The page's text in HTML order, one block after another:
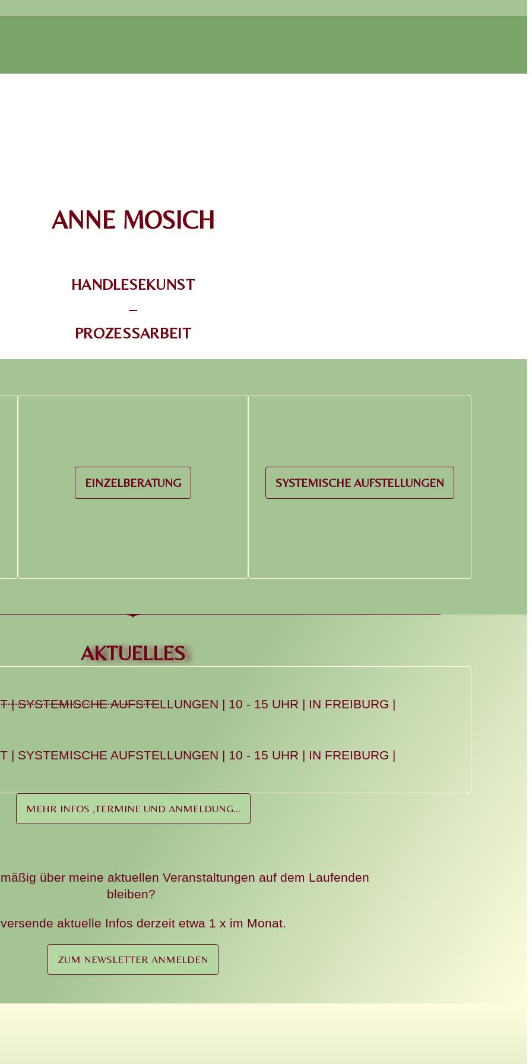
ANNE MOSICH
HANDLESEKUNST
–
PROZESSARBEIT
EINZELBERATUNG SYSTEMISCHE AUFSTELLUNGEN
AKTUELLES
| SYSTEMISCHE AUFSTELLUNGEN | 10 - 15 UHR | IN FREIBURG |
| SYSTEMISCHE AUFSTELLUNGEN | 10 - 15 UHR | IN FREIBURG |
MEHR INFOS ,TERMINE UND ANMELDUNG...
über meine aktuellen Veranstaltungen auf dem Laufenden
bleiben?
aktuelle Infos derzeit etwa 1 x im Monat.
ZUM NEWSLETTER ANMELDEN